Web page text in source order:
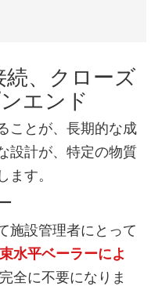
続、クローズ
エンド
ことが、長期的な成
設計が、特定の物質
す。
施設管理者にとって
水平ベーラーによ
全に不要になりま